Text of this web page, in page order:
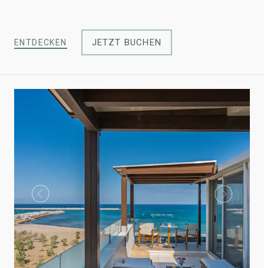
ENTDECKEN JETZT BUCHEN